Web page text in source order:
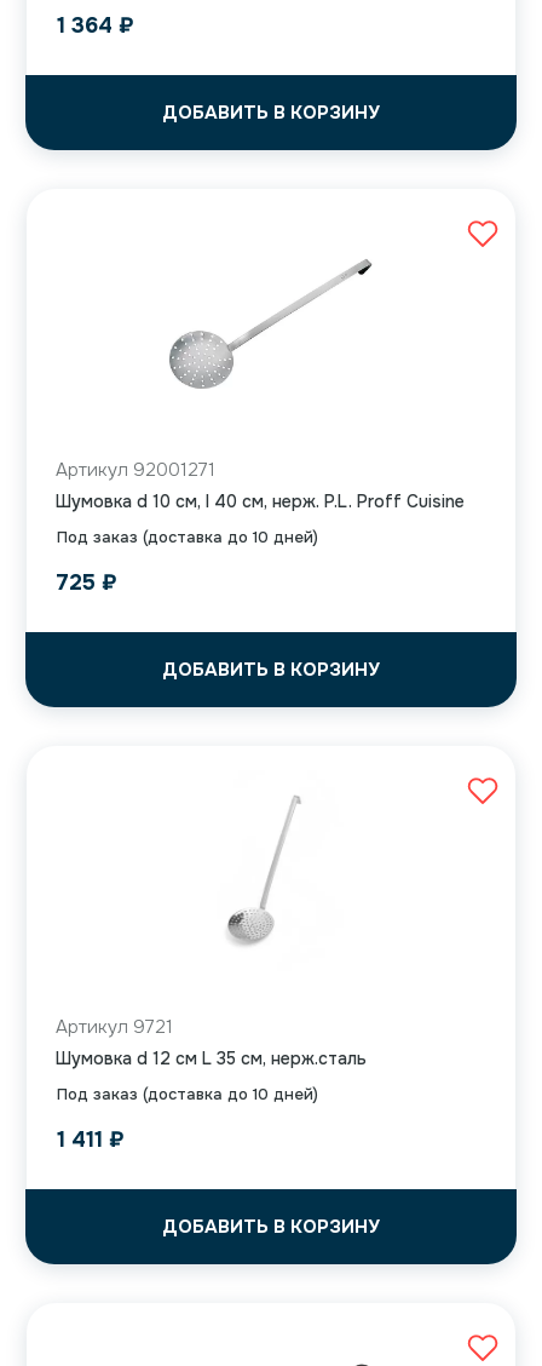
1 364 ₽
ДОБАВИТЬ В КОРЗИНУ
Под заказ (доставка до 10 дней)
Артикул 92001271
Шумовка d 10 см, l 40 см, нерж. P.L. Proff Cuisine
725 ₽
ДОБАВИТЬ В КОРЗИНУ
Под заказ (доставка до 10 дней)
Артикул 9721
Шумовка d 12 см L 35 см, нерж.сталь
1 411 ₽
ДОБАВИТЬ В КОРЗИНУ